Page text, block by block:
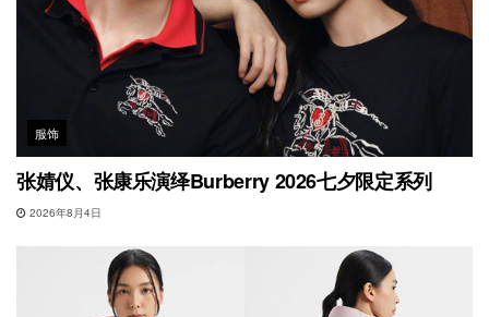
服饰
张婧仪、张康乐演绎Burberry 2026七夕限定系列
2026年8月4日